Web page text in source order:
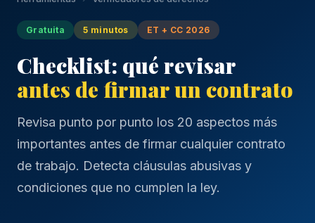
Gratuita 5 minutos ET + CC 2026
Checklist: qué revisar
antes de firmar un contrato
Revisa punto por punto los 20 aspectos más
importantes antes de firmar cualquier contrato
de trabajo. Detecta cláusulas abusivas y
condiciones que no cumplen la ley.